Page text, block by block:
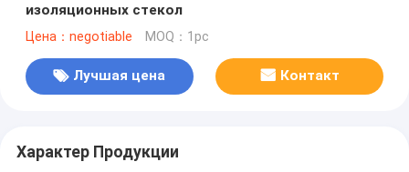
изоляционных стекол
Цена：negotiable MOQ：1pc
Лучшая цена Контакт
Характер Продукции